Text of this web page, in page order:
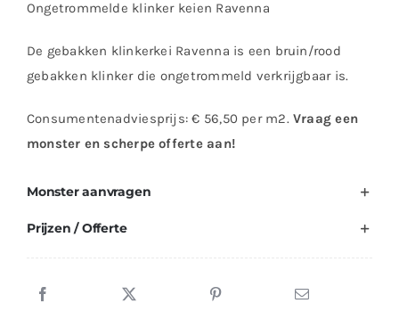
Ongetrommelde klinker keien Ravenna
De gebakken klinkerkei Ravenna is een bruin/rood
gebakken klinker die ongetrommeld verkrijgbaar is.
Consumentenadviesprijs: € 56,50 per m2. Vraag een
monster en scherpe offerte aan!
Monster aanvragen
Prijzen / Offerte